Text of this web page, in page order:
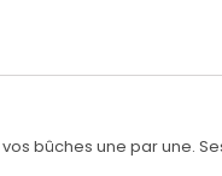
bûches une par une.